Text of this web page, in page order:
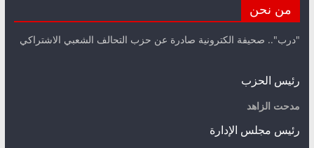
من نحن
"درب".. صحيفة الكترونية صادرة عن حزب التحالف الشعبي الاشتراكي
رئيس الحزب
مدحت الزاهد
رئيس مجلس الإدارة